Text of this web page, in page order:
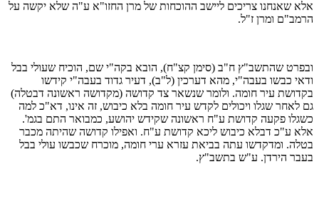
אלא שאנחנו צריכים ליישב ההוכחות של מרן החזו"א ע"ה שלא יקשה על
הרמב"ם ומרן ז"ל.
ובפרט שהתשב"ץ ח"ב (סימן קצ"ח), הובא בקה"י שם, הוכיח שעולי בבל
ודאי כבשו בעבה"י, מהא דערכין (ל"ב), דעיר גדוד בעבה"י קידשו
בקדושת עיר חומה. ולומר שנשאר צד קדושה (מקדושה ראשונה דבטלה)
גם לאחר שגלו ויכולים לקדש עיר חומה בלא כיבוש, זה אינו, דא"כ למה
כשגלו פקעה קדושת ע"ח ראשונה שקידש יהושע, כמבואר התם בגמ'.
אלא ע"כ דבלא כיבוש ליכא קדושת ע"ח. ואפילו קדושה שהיתה מכבר
בטלה. ומדקדשו עתה בביאת עזרא ערי חומה, מוכרח שכבשו עולי בבל
בעבר הירדן. ע"ש בתשב"ץ.